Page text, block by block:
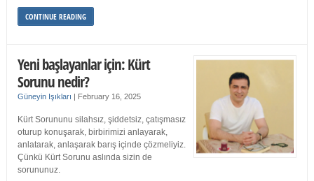
CONTINUE READING
Yeni başlayanlar için: Kürt
Sorunu nedir?
Güneyin Işıkları | February 16, 2025
Kürt Sorununu silahsız, şiddetsiz, çatışmasız
oturup konuşarak, birbirimizi anlayarak,
anlatarak, anlaşarak barış içinde çözmeliyiz.
Çünkü Kürt Sorunu aslında sizin de
sorununuz.